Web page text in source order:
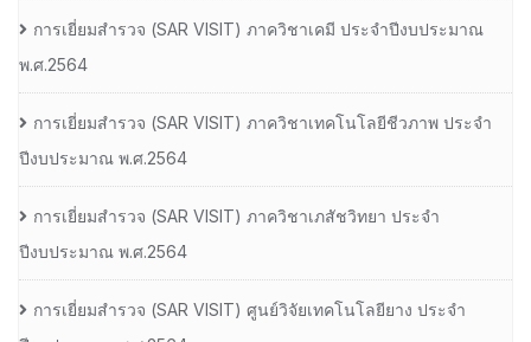
การเยี่ยมสํารวจ (SAR VISIT) ภาควิชาเคมี ประจําปีงบประมาณ
พ.ศ.2564
การเยี่ยมสํารวจ (SAR VISIT) ภาควิชาเทคโนโลยีชีวภาพ ประจํา
ปีงบประมาณ พ.ศ.2564
การเยี่ยมสํารวจ (SAR VISIT) ภาควิชาเภสัชวิทยา ประจํา
ปีงบประมาณ พ.ศ.2564
การเยี่ยมสํารวจ (SAR VISIT) ศูนย์วิจัยเทคโนโลยียาง ประจํา